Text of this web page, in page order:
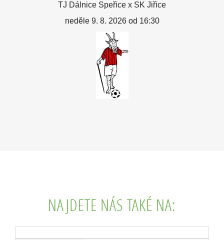
TJ Dálnice Speřice x SK Jiřice
neděle 9. 8. 2026 od 16:30
NAJDETE NÁS TAKÉ NA: